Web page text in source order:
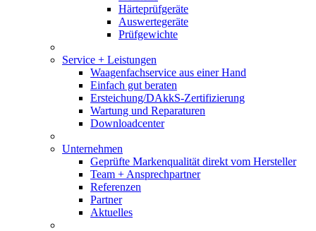
Härteprüfgeräte
Auswertegeräte
Prüfgewichte
Service + Leistungen
Waagenfachservice aus einer Hand
Einfach gut beraten
Ersteichung/DAkkS-Zertifizierung
Wartung und Reparaturen
Downloadcenter
Unternehmen
Geprüfte Markenqualität direkt vom Hersteller
Team + Ansprechpartner
Referenzen
Partner
Aktuelles